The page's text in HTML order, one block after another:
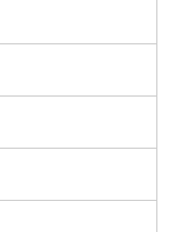
陸前原ノ町
徒歩4
陸前原ノ町
徒歩4
陸前原ノ町
徒歩6
陸前原ノ町 徒歩6